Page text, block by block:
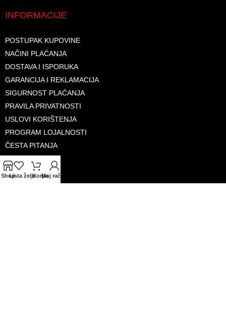
INFORMACIJE
POSTUPAK KUPOVINE
NAČINI PLAĆANJA
DOSTAVA I ISPORUKA
GARANCIJA I REKLAMACIJA
SIGURNOST PLAĆANJA
PRAVILA PRIVATNOSTI
USLOVI KORIŠTENJA
PROGRAM LOJALNOSTI
ČESTA PITANJA
O NAMA
ShopLista željaKorpaMoj račun